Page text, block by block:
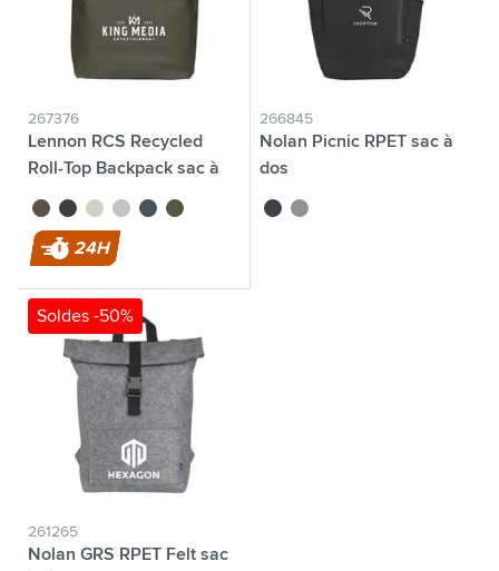
267376
Lennon RCS Recycled
Roll-Top Backpack sac à
brun noir beigebleu clairbleu marine
vert foncé
24H
266845
Nolan Picnic RPET sac à
dos
noir gris
Soldes -50%
261265
Nolan GRS RPET Felt sac